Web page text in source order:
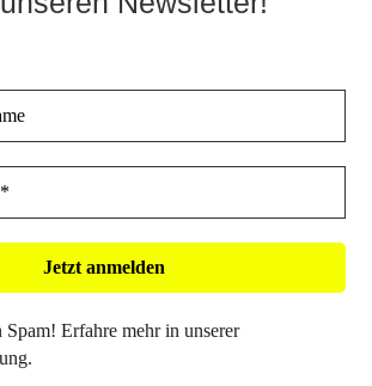
Spam! Erfahre mehr in unserer
.